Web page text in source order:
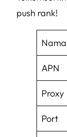
push rank!
APN
Proxy
Port